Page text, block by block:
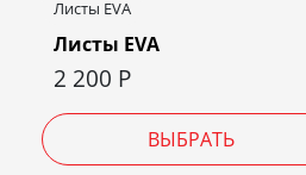
Листы EVA
Листы EVA
2 200 Р
ВЫБРАТЬ